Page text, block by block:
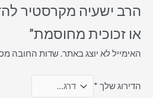
הרב ישעיה מקרסטיר
או זכוכית מחוסמת”
האימייל לא יוצג באתר.שדות החובה
הדירוג שלך *